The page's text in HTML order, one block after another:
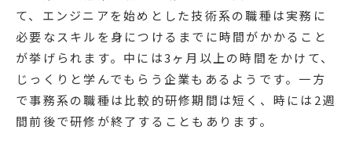
て、エンジニアを始めとした技術系の職種は実務に
必要なスキルを身につけるまでに時間がかかること
が挙げられます。中には3ヶ月以上の時間をかけて、
じっくりと学んでもらう企業もあるようです。一方
で事務系の職種は比較的研修期間は短く、時には2週
間前後で研修が終了することもあります。